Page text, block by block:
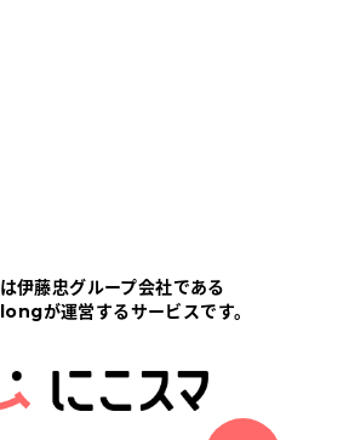
て
伊藤忠グループ会社である
が運営するサービスです。